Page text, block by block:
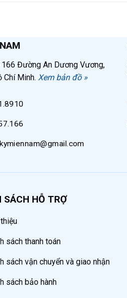
Đường An Dương Vương,
Chí Minh.Xem bản đồ »
SÁCH HỖ TRỢ
sách thanh toán
sách vận chuyển và giao nhận
sách bảo hành